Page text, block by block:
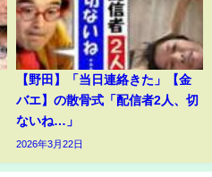
【野田】「当日連絡きた」【金
バエ】の散骨式「配信者2人、切
ないね…」
2026年3月22日